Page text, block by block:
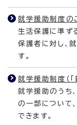
就学援助制度の
生活保護に準ず
保護者に対し、
す。
就学援助制度（
就学援助のうち
の一部について
できます。